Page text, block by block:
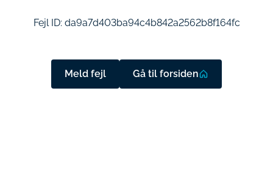
Fejl ID: da9a7d403ba94c4b842a2562b8f164fc
Meld fejl Gå til forsiden